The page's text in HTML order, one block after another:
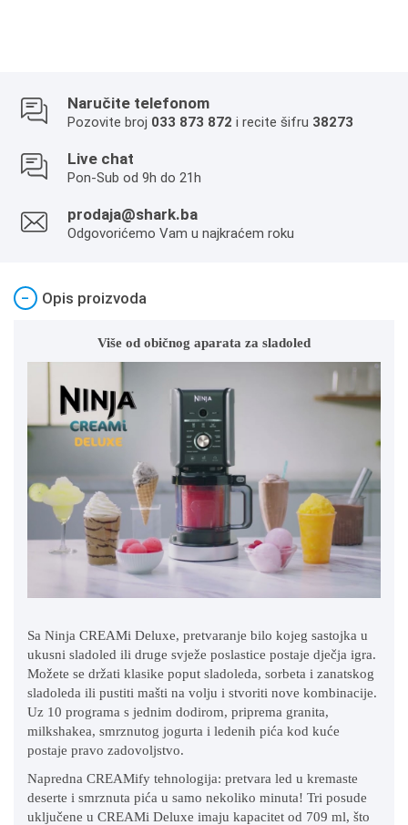
Naručite telefonom
Pozovite broj 033 873 872 i recite šifru 38273
Live chat
Pon-Sub od 9h do 21h
prodaja@shark.ba
Odgovorićemo Vam u najkraćem roku
− Opis proizvoda
Više od običnog aparata za sladoled
Sa Ninja CREAMi Deluxe, pretvaranje bilo kojeg sastojka u
ukusni sladoled ili druge svježe poslastice postaje dječja igra.
Možete se držati klasike poput sladoleda, sorbeta i zanatskog
sladoleda ili pustiti mašti na volju i stvoriti nove kombinacije.
Uz 10 programa s jednim dodirom, priprema granita,
milkshakea, smrznutog jogurta i ledenih pića kod kuće
postaje pravo zadovoljstvo.
Napredna CREAMify tehnologija: pretvara led u kremaste
deserte i smrznuta pića u samo nekoliko minuta! Tri posude
uključene u CREAMi Deluxe imaju kapacitet od 709 ml, što